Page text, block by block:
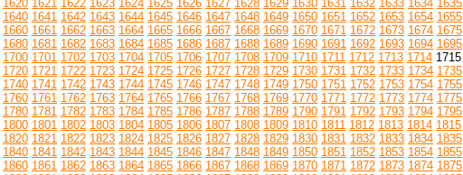
1620 1621 1622 1623 1624 1625 1626 1627 1628 1629 1630 1631 1632 1633 1634 1635
1640 1641 1642 1643 1644 1645 1646 1647 1648 1649 1650 1651 1652 1653 1654 1655
1660 1661 1662 1663 1664 1665 1666 1667 1668 1669 1670 1671 1672 1673 1674 1675
1680 1681 1682 1683 1684 1685 1686 1687 1688 1689 1690 1691 1692 1693 1694 1695
1700 1701 1702 1703 1704 1705 1706 1707 1708 1709 1710 1711 1712 1713 1714 1715
1720 1721 1722 1723 1724 1725 1726 1727 1728 1729 1730 1731 1732 1733 1734 1735
1740 1741 1742 1743 1744 1745 1746 1747 1748 1749 1750 1751 1752 1753 1754 1755
1760 1761 1762 1763 1764 1765 1766 1767 1768 1769 1770 1771 1772 1773 1774 1775
1780 1781 1782 1783 1784 1785 1786 1787 1788 1789 1790 1791 1792 1793 1794 1795
1800 1801 1802 1803 1804 1805 1806 1807 1808 1809 1810 1811 1812 1813 1814 1815
1820 1821 1822 1823 1824 1825 1826 1827 1828 1829 1830 1831 1832 1833 1834 1835
1840 1841 1842 1843 1844 1845 1846 1847 1848 1849 1850 1851 1852 1853 1854 1855
1860 1861 1862 1863 1864 1865 1866 1867 1868 1869 1870 1871 1872 1873 1874 1875